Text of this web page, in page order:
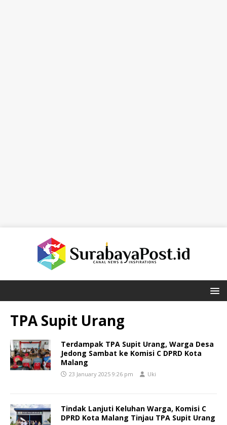
TPA Supit Urang
Terdampak TPA Supit Urang, Warga Desa
Jedong Sambat ke Komisi C DPRD Kota
Malang
23 January 2025 9:26 pm Uki
Tindak Lanjuti Keluhan Warga, Komisi C
DPRD Kota Malang Tinjau TPA Supit Urang